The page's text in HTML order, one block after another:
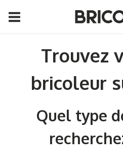
Trouvez
bricoleur
Quel type